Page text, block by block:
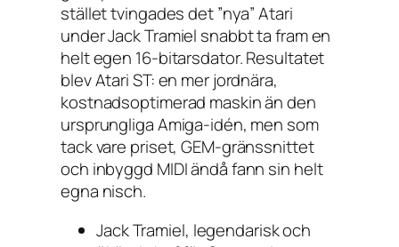
stället tvingades det ”nya” Atari
under Jack Tramiel snabbt ta fram en
helt egen 16-bitarsdator. Resultatet
blev Atari ST: en mer jordnära,
kostnadsoptimerad maskin än den
ursprungliga Amiga-idén, men som
tack vare priset, GEM-gränssnittet
och inbyggd MIDI ändå fann sin helt
egna nisch.
Jack Tramiel, legendarisk och